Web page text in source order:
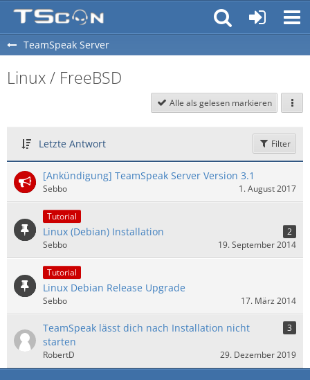
TeamSpeak Server
Linux / FreeBSD
Alle als gelesen markieren
Letzte Antwort Filter
[Ankündigung] TeamSpeak Server Version 3.1
Sebbo 1. August 2017
Tutorial
Linux (Debian) Installation
2
Sebbo
19. September 2014
Tutorial
Linux Debian Release Upgrade
Sebbo 17. März 2014
TeamSpeak lässt dich nach Installation nicht
starten
3
RobertD 29. Dezember 2019